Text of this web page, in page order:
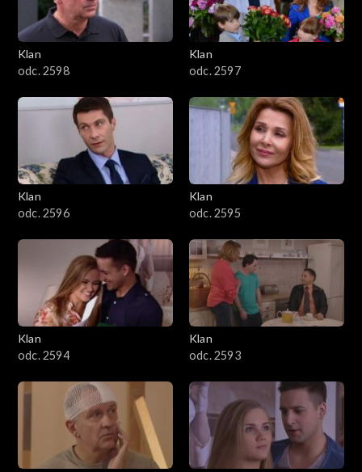
4201–4300
4101–4200
3901–4000
3801–3900
3701–3800
3501–3600
3401–3500
3201–3300
3101–3200
Klan
odc. 2598
Klan
odc. 2597
Klan
odc. 2596
Klan
odc. 2595
Klan
odc. 2594
Klan
odc. 2593